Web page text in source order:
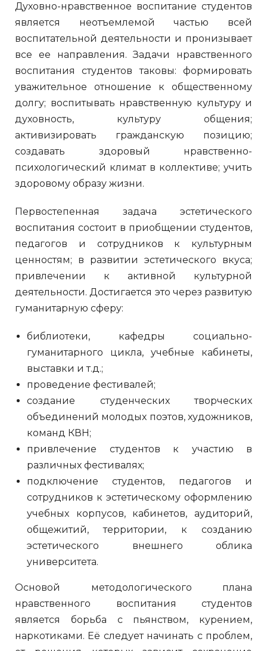
Духовно-нравственное воспитание студентов
является неотъемлемой частью всей
воспитательной деятельности и пронизывает
все ее направления. Задачи нравственного
воспитания студентов таковы: формировать
уважительное отношение к общественному
долгу; воспитывать нравственную культуру и
духовность, культуру общения;
активизировать гражданскую позицию;
создавать здоровый нравственно-
психологический климат в коллективе; учить
здоровому образу жизни.
Первостепенная задача эстетического
воспитания состоит в приобщении студентов,
педагогов и сотрудников к культурным
ценностям; в развитии эстетического вкуса;
привлечении к активной культурной
деятельности. Достигается это через развитую
гуманитарную сферу:
библиотеки, кафедры социально-
гуманитарного цикла, учебные кабинеты,
выставки и т.д.;
проведение фестивалей;
создание студенческих творческих
объединений молодых поэтов, художников,
команд КВН;
привлечение студентов к участию в
различных фестивалях;
подключение студентов, педагогов и
сотрудников к эстетическому оформлению
учебных корпусов, кабинетов, аудиторий,
общежитий, территории, к созданию
эстетического внешнего облика
университета.
Основой методологического плана
нравственного воспитания студентов
является борьба с пьянством, курением,
наркотиками. Её следует начинать с проблем,